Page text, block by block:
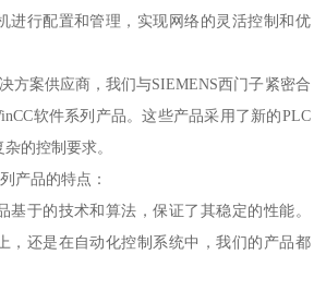
进行配置和管理，实现网络的灵活控制和优
供应商，我们与SIEMENS西门子紧密合
软件系列产品。这些产品采用了新的PLC
的控制要求。
产品的特点：
基于的技术和算法，保证了其稳定的性能。
，还是在自动化控制系统中，我们的产品都